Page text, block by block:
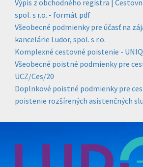
Výpis z obchodného registra |
spol. s r.o. - formát pdf
Všeobecné podmienky pre účasť na
kancelárie Ludor, spol. s r.o.
Komplexné cestovné poistenie -
Všeobecné poistné podmienky pre
UCZ/Ces/20
Doplnkové poistné podmienky pre
poistenie rozšírených asistenčných